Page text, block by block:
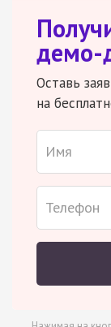
демо-
Оставь
на